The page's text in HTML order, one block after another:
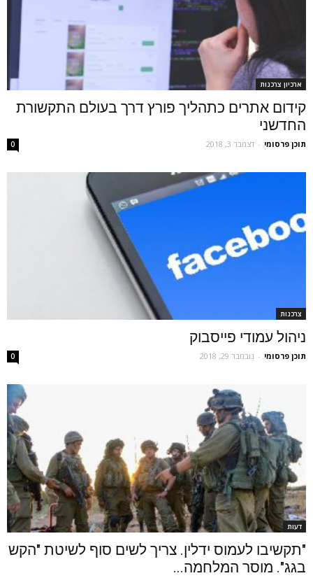
ארכיון צרכנות
קידום אתרים כתהליך פורץ דרך בעולם התקשורת
החדשני
תוכן פרסומי - דצמבר 3, 2018 0
צרכנות
ניהול עמודי פייסבוק
תוכן פרסומי - נובמבר 29, 2018 0
דעות
"תקשיבו לעמוס ידלין. צריך לשים סוף לשיטת "הקש
בגג". מוסר המלחמה...